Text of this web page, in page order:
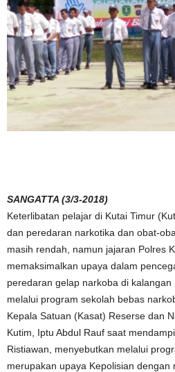
SANGATTA (3/3-2018)
Keterlibatan pelajar di Kutai Timur
dan peredaran narkotika dan obat-
masih rendah, namun jajaran Polres
memaksimalkan upaya dalam
peredaran gelap narkoba di
melalui program sekolah bebas
Kepala Satuan (Kasat) Reserse dan
Kutim, Iptu Abdul Rauf saat
Ristiawan, menyebutkan melalui
merupakan upaya Kepolisian